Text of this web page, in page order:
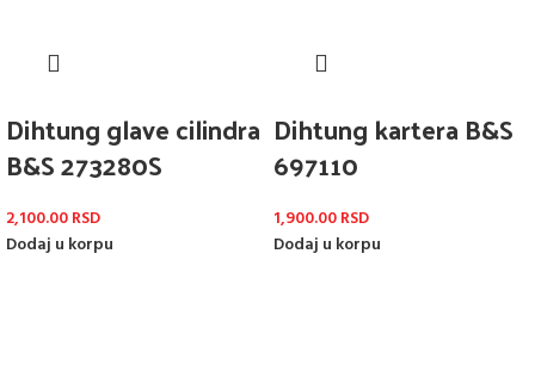
Dihtung glave cilindra
B&S 273280S
2,100.00RSD
Dodaj u korpu
Dihtung kartera B&S
697110
1,900.00RSD
Dodaj u korpu